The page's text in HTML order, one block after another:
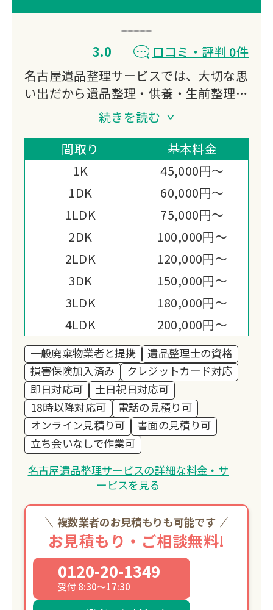
3.0
口コミ・評判 0件
名古屋遺品整理サービスでは、大切な思
い出だから遺品整理・供養・生前整理・
家財整理まで誠実、親切、丁寧にお客様
の想いに寄り添いお手伝いさせていただ
きます。
ご依頼者様と弊社との信頼関係が一番だ
と考えておりますので、明朗会計を徹底
しております。
状況に応じた見積もりをご依頼者様にも
ご協力を頂く形でできる限り満足して頂
けるよう努力しております。
続きを読む
間取り
基本料金
1K
45,000円～
1DK
60,000円～
1LDK
75,000円～
2DK
100,000円～
2LDK
120,000円～
3DK
150,000円～
3LDK
180,000円～
4LDK
200,000円～
一般廃棄物業者と提携
遺品整理士の資格
損害保険加入済み
クレジットカード対応
即日対応可
土日祝日対応可
18時以降対応可
電話の見積り可
オンライン見積り可
書面の見積り可
立ち会いなしで作業可
名古屋遺品整理サービスの詳細な料金・サ
ービスを見る
複数業者のお見積もりも可能です
お見積もり・ご相談無料!
0120-20-1349
受付 8:30～17:30